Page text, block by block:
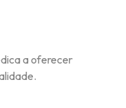
a oferecer